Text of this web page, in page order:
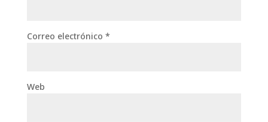
Correo electrónico *
Web